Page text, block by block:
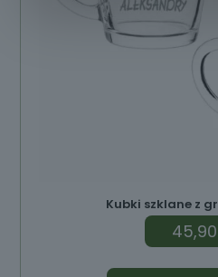
Kubki szklane z
45,90